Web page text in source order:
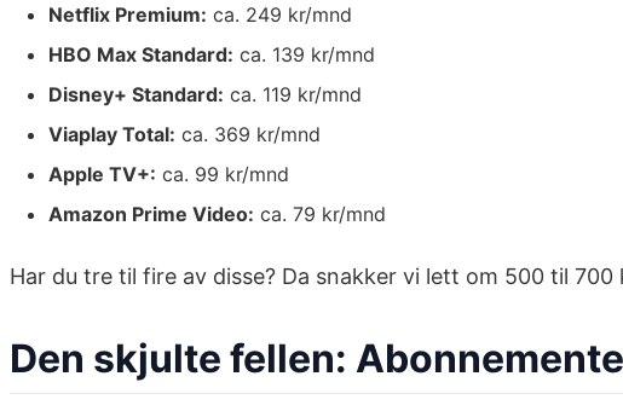
Netflix Premium: ca. 249 kr/mnd
HBO Max Standard: ca. 139 kr/mnd
Disney+ Standard: ca. 119 kr/mnd
Viaplay Total: ca. 369 kr/mnd
Apple TV+: ca. 99 kr/mnd
Amazon Prime Video: ca. 79 kr/mnd
Har du tre til fire av disse? Da snakker vi lett om 500 til
Den skjulte fellen: